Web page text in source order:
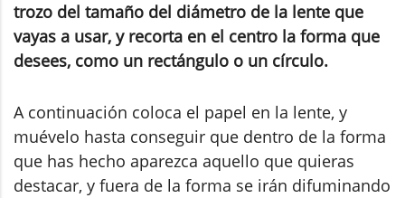
trozo del tamaño del diámetro de la lente que
vayas a usar, y recorta en el centro la forma que
desees, como un rectángulo o un círculo.
A continuación coloca el papel en la lente, y
muévelo hasta conseguir que dentro de la forma
que has hecho aparezca aquello que quieras
destacar, y fuera de la forma se irán difuminando